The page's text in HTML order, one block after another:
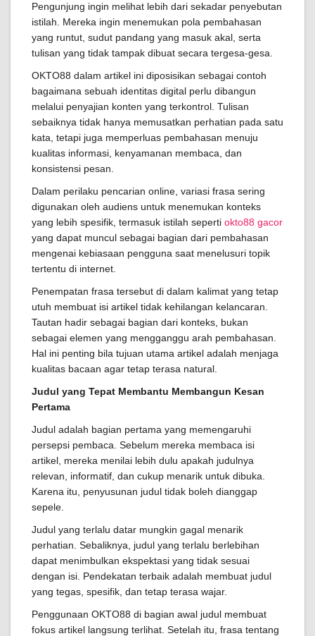
Pengunjung ingin melihat lebih dari sekadar penyebutan
istilah. Mereka ingin menemukan pola pembahasan
yang runtut, sudut pandang yang masuk akal, serta
tulisan yang tidak tampak dibuat secara tergesa-gesa.
OKTO88 dalam artikel ini diposisikan sebagai contoh
bagaimana sebuah identitas digital perlu dibangun
melalui penyajian konten yang terkontrol. Tulisan
sebaiknya tidak hanya memusatkan perhatian pada satu
kata, tetapi juga memperluas pembahasan menuju
kualitas informasi, kenyamanan membaca, dan
konsistensi pesan.
Dalam perilaku pencarian online, variasi frasa sering
digunakan oleh audiens untuk menemukan konteks
yang lebih spesifik, termasuk istilah seperti okto88 gacor
yang dapat muncul sebagai bagian dari pembahasan
mengenai kebiasaan pengguna saat menelusuri topik
tertentu di internet.
Penempatan frasa tersebut di dalam kalimat yang tetap
utuh membuat isi artikel tidak kehilangan kelancaran.
Tautan hadir sebagai bagian dari konteks, bukan
sebagai elemen yang mengganggu arah pembahasan.
Hal ini penting bila tujuan utama artikel adalah menjaga
kualitas bacaan agar tetap terasa natural.
Judul yang Tepat Membantu Membangun Kesan
Pertama
Judul adalah bagian pertama yang memengaruhi
persepsi pembaca. Sebelum mereka membaca isi
artikel, mereka menilai lebih dulu apakah judulnya
relevan, informatif, dan cukup menarik untuk dibuka.
Karena itu, penyusunan judul tidak boleh dianggap
sepele.
Judul yang terlalu datar mungkin gagal menarik
perhatian. Sebaliknya, judul yang terlalu berlebihan
dapat menimbulkan ekspektasi yang tidak sesuai
dengan isi. Pendekatan terbaik adalah membuat judul
yang tegas, spesifik, dan tetap terasa wajar.
Penggunaan OKTO88 di bagian awal judul membuat
fokus artikel langsung terlihat. Setelah itu, frasa tentang